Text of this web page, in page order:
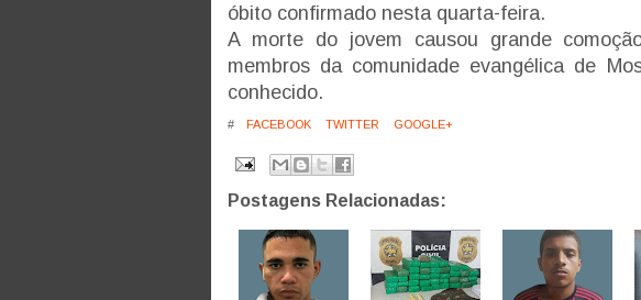
óbito confirmado nesta quarta-feira.
A morte do jovem causou grande
membros da comunidade evangélica de
conhecido.
# FACEBOOK TWITTER GOOGLE+
Postagens Relacionadas: